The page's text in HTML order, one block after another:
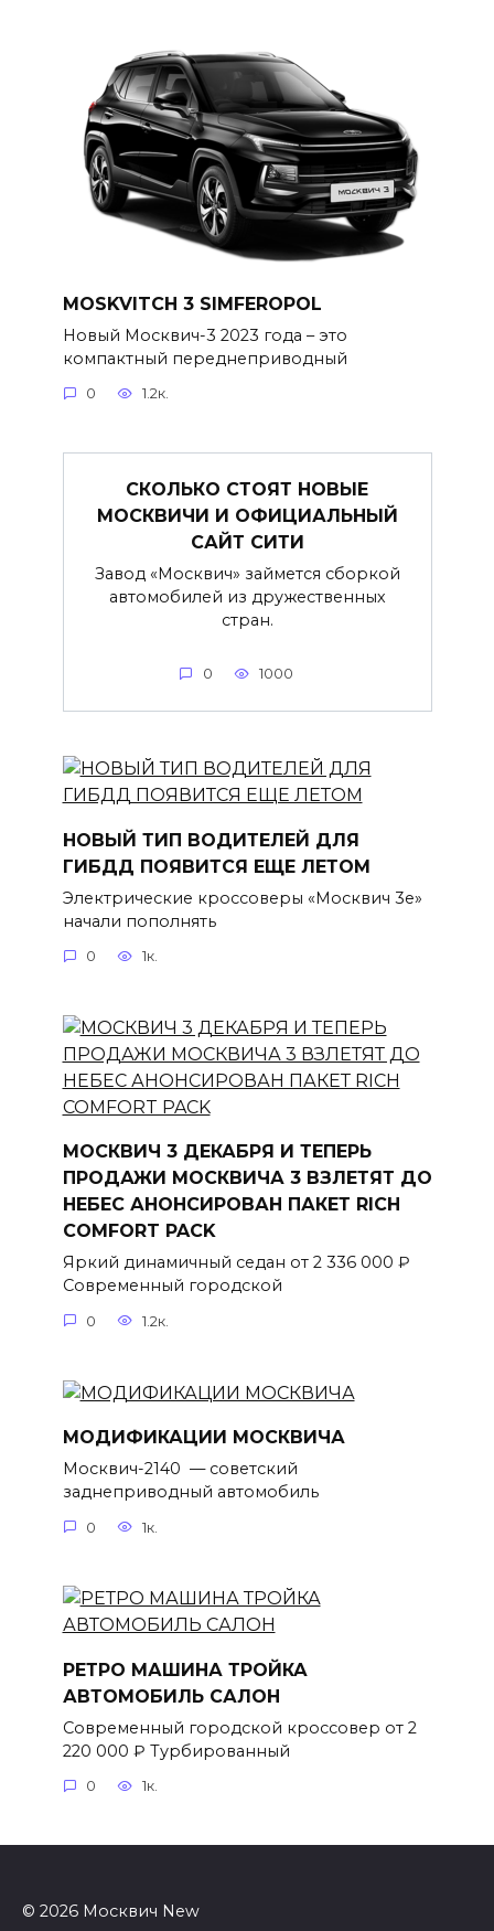
MOSKVITCH 3 SIMFEROPOL
Новый Москвич-3 2023 года – это
компактный переднеприводный
0 1.2к.
СКОЛЬКО СТОЯТ НОВЫЕ
МОСКВИЧИ И ОФИЦИАЛЬНЫЙ
САЙТ СИТИ
Завод «Москвич» займется сборкой
автомобилей из дружественных
стран.
0 1000
НОВЫЙ ТИП ВОДИТЕЛЕЙ ДЛЯ
ГИБДД ПОЯВИТСЯ ЕЩЕ ЛЕТОМ
Электрические кроссоверы «Москвич 3е»
начали пополнять
0 1к.
МОСКВИЧ 3 ДЕКАБРЯ И ТЕПЕРЬ
ПРОДАЖИ МОСКВИЧА 3 ВЗЛЕТЯТ ДО
НЕБЕС АНОНСИРОВАН ПАКЕТ RICH
COMFORT PACK
Яркий динамичный седан от 2 336 000 ₽
Современный городской
0 1.2к.
МОДИФИКАЦИИ МОСКВИЧА
Москвич-2140 — советский
заднеприводный автомобиль
0 1к.
РЕТРО МАШИНА ТРОЙКА
АВТОМОБИЛЬ САЛОН
Современный городской кроссовер от 2
220 000 ₽ Турбированный
0 1к.
© 2026 Москвич New